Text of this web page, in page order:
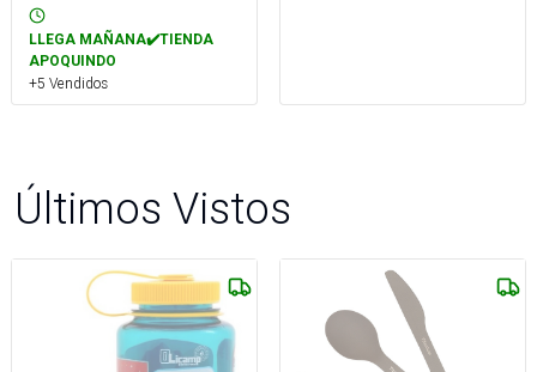
LLEGA MAÑANA✔️TIENDA
APOQUINDO
+5 Vendidos
Últimos Vistos